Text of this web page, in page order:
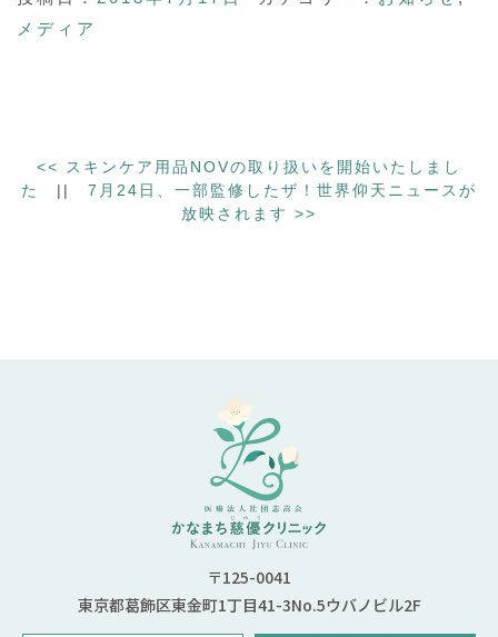
メディア
<<
スキンケア用品NOVの取り扱いを開始いたしまし
た
|| 7月24日、一部監修したザ！世界仰天ニュースが
放映されます >>
〒125-0041
東京都葛飾区東金町1丁目41-3No.5ウバノビル2F